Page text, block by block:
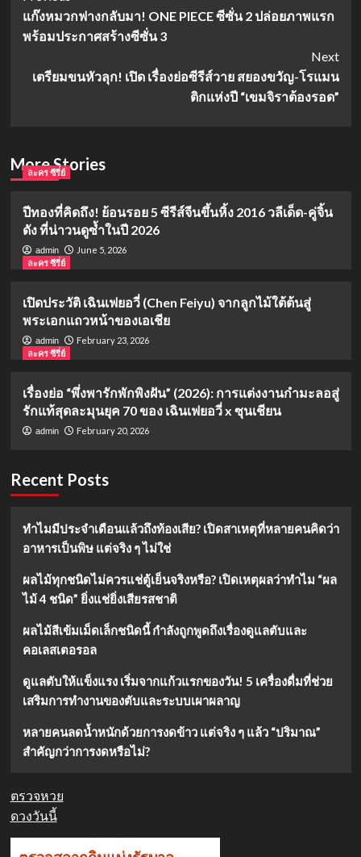
Navigation
แก๊งหมวกฟางกลับมา! ONE PIECE ซีซั่น 2 ปล่อยภาพแรก
พร้อมประกาศสร้างซีซั่น 3
Next
เตรียมขนหัวลุก! เปิด เรื่องย่อซีรีส์วาย สยองขวัญ-โรแมน
ติกแห่งปี “เขมจิราต้องรอด”
More Stories
ละคร ซีรี่ย์
ปีทองที่คิดถึง! ย้อนรอย 5 ซีรีส์จีนขึ้นหิ้ง 2016 วลีเด็ด-คู่จิ้น
ดัง ที่น่าวนดูซ้ำในปี 2026
admin
June 5, 2026
ละคร ซีรี่ย์
เปิดประวัติ เฉินเฟยอวี่ (Chen Feiyu) จากลูกไม้ใต้ต้นสู่
พระเอกแถวหน้าของเอเชีย
admin
February 23, 2026
ละคร ซีรี่ย์
เรื่องย่อ “พึ่งพารักพักพิงฝัน” (2026): การแต่งงานกำมะลอสู่
รักแท้สุดละมุนยุค 70 ของ เฉินเฟยอวี่ x ซุนเชียน
admin February 20, 2026
Recent Posts
ทำไมมีประจำเดือนแล้วถึงท้องเสีย? เปิดสาเหตุที่หลายคนคิดว่า
อาหารเป็นพิษ แต่จริง ๆ ไม่ใช่
ผลไม้ทุกชนิดไม่ควรแช่ตู้เย็นจริงหรือ? เปิดเหตุผลว่าทำไม “ผล
ไม้ 4 ชนิด” ยิ่งแช่ยิ่งเสียรสชาติ
ผลไม้สีเข้มเม็ดเล็กชนิดนี้ กำลังถูกพูดถึงเรื่องดูแลตับและ
คอเลสเตอรอล
ดูแลตับให้แข็งแรง เริ่มจากแก้วแรกของวัน! 5 เครื่องดื่มที่ช่วย
เสริมการทำงานของตับและระบบเผาผลาญ
หลายคนลดน้ำหนักด้วยการงดข้าว แต่จริง ๆ แล้ว “ปริมาณ”
สำคัญกว่าการงดหรือไม่?
ตรวจหวย
ดวงวันนี้